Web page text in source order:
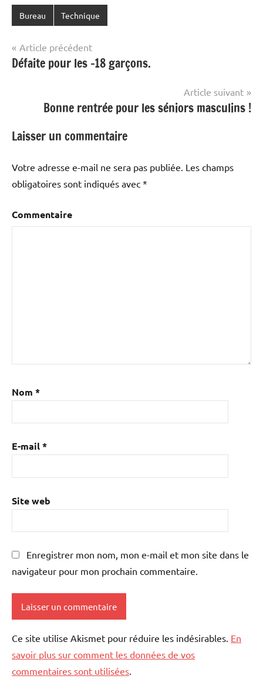
Bureau Technique
Navigation
de
Article précédent
Défaite pour les -18 garçons.
Article suivant
Bonne rentrée pour les séniors masculins !
Laisser un commentaire
Votre adresse e-mail ne sera pas publiée. Les champs
obligatoires sont indiqués avec *
Commentaire
Nom *
E-mail*
Site web
Enregistrer mon nom, mon e-mail et mon site dans le
navigateur pour mon prochain commentaire.
Ce site utilise Akismet pour réduire les indésirables. En
savoir plus sur comment les données de vos
commentaires sont utilisées